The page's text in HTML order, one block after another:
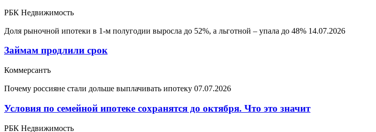
РБК Недвижимость
Доля рыночной ипотеки в 1-м полугодии выросла до 52%, а льготной – упала до 48% 14.07.2026
Займам продлили срок
Коммерсантъ
Почему россияне стали дольше выплачивать ипотеку 07.07.2026
Условия по семейной ипотеке сохранятся до октября. Что это значит
РБК Недвижимость